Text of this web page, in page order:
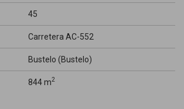
45
Carretera AC-552
Bustelo (Bustelo)
844 m2